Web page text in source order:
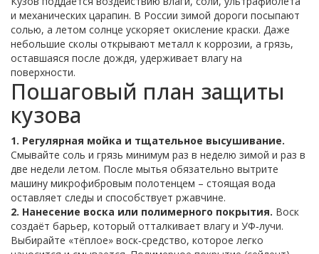
и механических царапин. В России зимой дороги посыпают
солью, а летом солнце ускоряет окисление краски. Даже
небольшие сколы открывают металл к коррозии, а грязь,
оставшаяся после дождя, удерживает влагу на
поверхности.
Пошаговый план защиты
кузова
1. Регулярная мойка и тщательное высушивание.
Смывайте соль и грязь минимум раз в неделю зимой и раз в
две недели летом. После мытья обязательно вытрите
машину микрофибровым полотенцем – стоящая вода
оставляет следы и способствует ржавчине.
2. Нанесение воска или полимерного покрытия. Воск
создаёт барьер, который отталкивает влагу и УФ‑лучи.
Выбирайте «тёплое» воск‑средство, которое легко